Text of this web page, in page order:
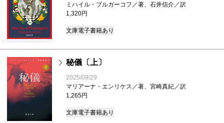
ミハイル・ブルガーコフ／著、石井信介／訳
1,320円
文庫電子書籍あり
秘儀〔上〕
2025/09/29
マリアーナ・エンリケス／著、宮崎真紀／訳
1,265円
文庫電子書籍あり